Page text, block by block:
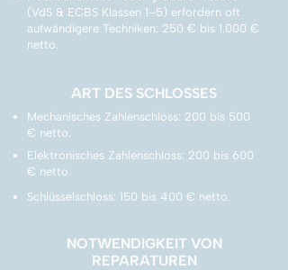
(VdS & ECBS Klassen 1–5) erfordern oft
aufwändigere Techniken: 250 € bis 1.000 €
netto.
ART DES SCHLOSSES
Mechanisches Zahlenschloss: 200 bis 500
€ netto.
Elektronisches Zahlenschloss: 200 bis 600
€ netto
Schlüsselschloss: 150 bis 400 € netto.
NOTWENDIGKEIT VON
REPARATUREN